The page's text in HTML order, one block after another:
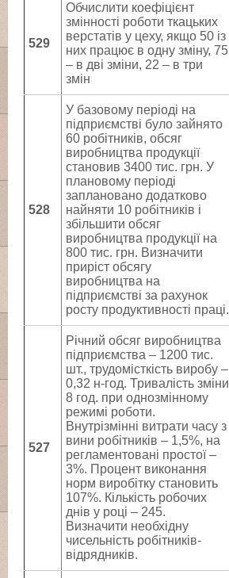
529
Обчислити коефіцієнт
змінності роботи ткацьких
верстатів у цеху, якщо 50 із
них працює в одну зміну, 75
– в дві зміни, 22 – в три
змін
528
У базовому періоді на
підприємстві було зайнято
60 робітників, обсяг
виробництва продукції
становив 3400 тис. грн. У
плановому періоді
заплановано додатково
найняти 10 робітників і
збільшити обсяг
виробництва продукції на
800 тис. грн. Визначити
приріст обсягу
виробництва на
підприємстві за рахунок
росту продуктивності праці.
527
Річний обсяг виробництва
підприємства – 1200 тис.
шт., трудомісткість виробу –
0,32 н-год. Тривалість зміни
8 год. при однозмінному
режимі роботи.
Внутрізмінні витрати часу з
вини робітників – 1,5%, на
регламентовані простої –
3%. Процент виконання
норм виробітку становить
107%. Кількість робочих
днів у році – 245.
Визначити необхідну
чисельність робітників-
відрядників.